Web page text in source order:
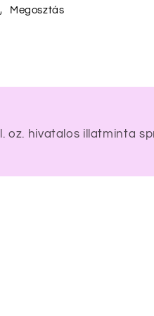
Megosztás
oz. hivatalos illatminta